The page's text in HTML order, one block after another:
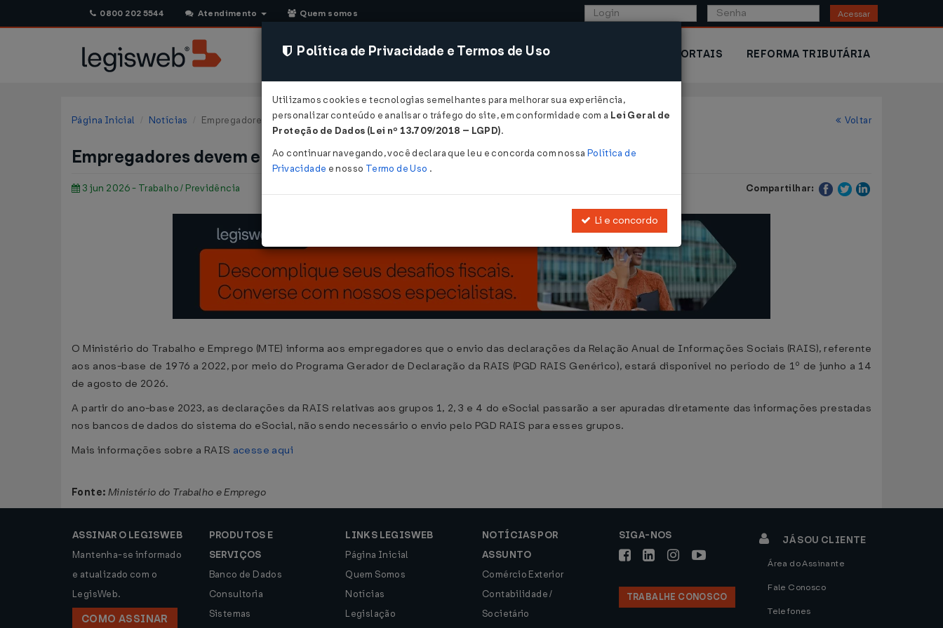
0800 202 5544 Atendimento Quem somos Acessar
CONSULTORIA SISTEMAS COMÉRCIO EXTERIOR PORTAIS REFORMA TRIBUTÁRIA
Página Inicial Notícias Empregadores devem enviar a declaração da RAIS até 14 de agosto... Voltar
Empregadores devem enviar a declaração da RAIS até 14 de agosto
3 jun 2026 - Trabalho / Previdência Compartilhar:
O Ministério do Trabalho e Emprego (MTE) informa aos empregadores que o envio das declarações da Relação Anual de Informações Sociais (RAIS), referente
aos anos-base de 1976 a 2022, por meio do Programa Gerador de Declaração da RAIS (PGD RAIS Genérico), estará disponível no período de 1º de junho a 14
de agosto de 2026.
A partir do ano-base 2023, as declarações da RAIS relativas aos grupos 1, 2, 3 e 4 do eSocial passarão a ser apuradas diretamente das informações prestadas
nos bancos de dados do sistema do eSocial, não sendo necessário o envio pelo PGD RAIS para esses grupos.
Mais informações sobre a RAIS acesse aqui
Fonte: Ministério do Trabalho e Emprego
ASSINAR O LEGISWEB
Mantenha-se informado
e atualizado com o
LegisWeb.
COMO ASSINAR
PRODUTOS E
SERVIÇOS
Banco de Dados
Consultoria
Sistemas
LINKS LEGISWEB
Página Inicial
Quem Somos
Notícias
Legislação
NOTÍCIAS POR
ASSUNTO
Comércio Exterior
Contabilidade /
Societário
SIGA-NOS
TRABALHE CONOSCO
JÁ SOU CLIENTE
Área do Assinante
Fale Conosco
Telefones
Política de Privacidade e Termos de Uso
Utilizamos cookies e tecnologias semelhantes para melhorar sua experiência,
personalizar conteúdo e analisar o tráfego do site, em conformidade com a Lei Geral de
Proteção de Dados (Lei nº 13.709/2018 – LGPD).
Ao continuar navegando, você declara que leu e concorda com nossa Política de
Privacidade e nosso Termo de Uso .
Li e concordo